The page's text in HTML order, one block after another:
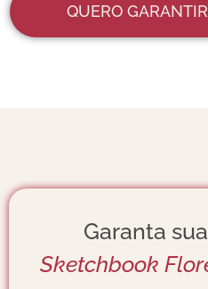
QUERO
Garanta
Sketchbook